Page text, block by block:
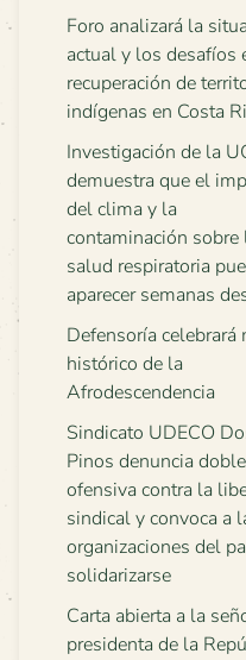
Foro analizará la
actual y los desafíos
recuperación de
indígenas en Costa
Investigación de la
demuestra que el
del clima y la
contaminación sobre
salud respiratoria
aparecer semanas
Defensoría celebrará
histórico de la
Afrodescendencia
Sindicato UDECO
Pinos denuncia doble
ofensiva contra la
sindical y convoca a
organizaciones del
solidarizarse
Carta abierta a la
presidenta de la